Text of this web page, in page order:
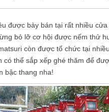
được bày bán tại rất nhiều cửa
bỏ lỡ cơ hội được nếm thử
còn được tổ chức tại
có thể sắp xếp ghé thăm để
bậc thang nha!